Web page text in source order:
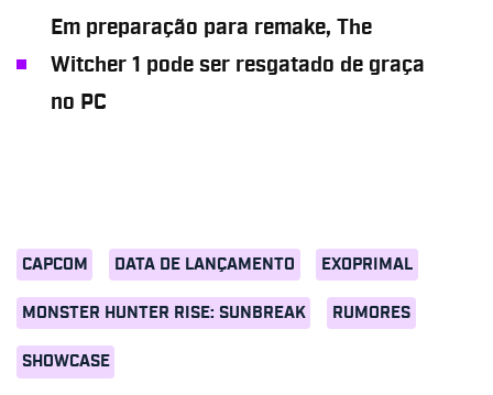
CAPCOM DATA DE LANÇAMENTO EXOPRIMAL
MONSTER HUNTER RISE: SUNBREAK RUMORES
SHOWCASE
Em preparação para remake, The
Witcher 1 pode ser resgatado de graça
no PC